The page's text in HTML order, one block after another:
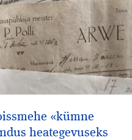
«kümne
heategevuseks